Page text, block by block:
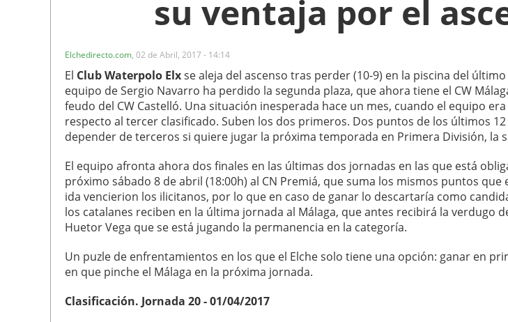
su ventaja por el
Elchedirecto.com, 02 de Abril, 2017 - 14:14
El Club Waterpolo Elxse aleja del ascenso tras perder (10-9) en la piscina del
equipo de Sergio Navarro ha perdido la segunda plaza, que ahora tiene el CW
feudo del CW Castelló. Una situación inesperada hace un mes, cuando el equipo
respecto al tercer clasificado. Suben los dos primeros. Dos puntos de los últimos
depender de terceros si quiere jugar la próxima temporada en Primera División, la
El equipo afronta ahora dos finales en las últimas dos jornadas en las que está
próximo sábado 8 de abril (18:00h) al CN Premiá, que suma los mismos puntos que
ida vencierion los ilicitanos, por lo que en caso de ganar lo descartaría como
los catalanes reciben en la última jornada al Málaga, que antes recibirá la verdugo
Huetor Vega que se está jugando la permanencia en la categoría.
Un puzle de enfrentamientos en los que el Elche solo tiene una opción: ganar en
en que pinche el Málaga en la próxima jornada.
Clasificación. Jornada 20 - 01/04/2017